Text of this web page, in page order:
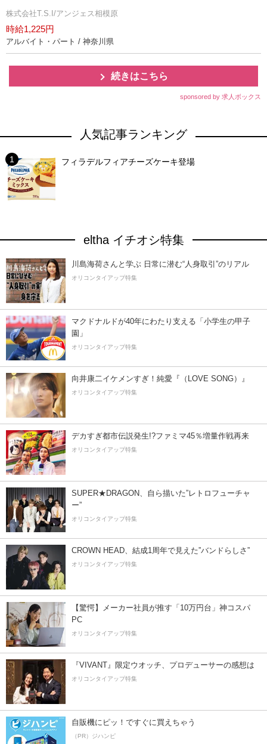
株式会社T.S.I/アンジェス相模原
時給1,225円
アルバイト・パート / 神奈川県
続きはこちら
sponsored by 求人ボックス
人気記事ランキング
フィラデルフィアチーズケーキ登場
eltha イチオシ特集
川島海荷さんと学ぶ 日常に潜む“人身取引”のリアル
オリコンタイアップ特集
マクドナルドが40年にわたり支える「小学生の甲子
園」
オリコンタイアップ特集
向井康二イケメンすぎ！純愛『（LOVE SONG）』
オリコンタイアップ特集
デカすぎ都市伝説発生!?ファミマ45％増量作戦再来
オリコンタイアップ特集
SUPER★DRAGON、自ら描いた”レトロフューチャ
ー”
オリコンタイアップ特集
CROWN HEAD、結成1周年で見えた”バンドらしさ”
オリコンタイアップ特集
【驚愕】メーカー社員が推す「10万円台」神コスパ
PC
オリコンタイアップ特集
『VIVANT』限定ウオッチ、プロデューサーの感想は
オリコンタイアップ特集
自販機にピッ！ですぐに買えちゃう
（PR）ジハンピ